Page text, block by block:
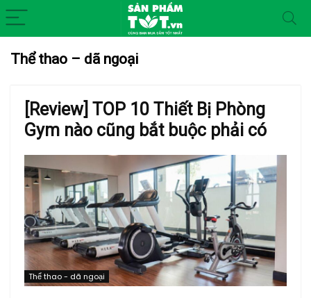
Thể thao – dã ngoại
[Review] TOP 10 Thiết Bị Phòng
Gym nào cũng bắt buộc phải có
Thể thao - dã ngoại